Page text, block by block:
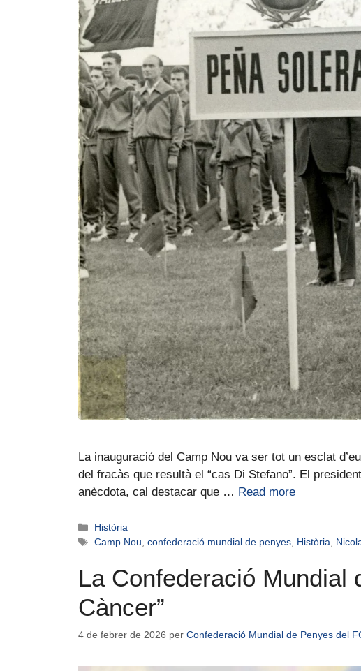
La inauguració del Camp Nou va ser tot un esclat
del fracàs que resultà el “cas Di Stefano”. El
anècdota, cal destacar que … Read more
Història
Camp Nou,confederació mundial de penyes, Història,
La Confederació Mundial
Càncer”
4 de febrer de 2026 per Confederació Mundial de Penyes del